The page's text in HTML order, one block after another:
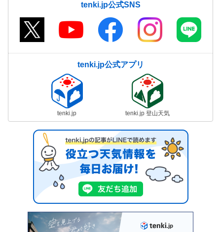
tenki.jp公式SNS
tenki.jp公式アプリ
tenki.jp tenki.jp 登山天気